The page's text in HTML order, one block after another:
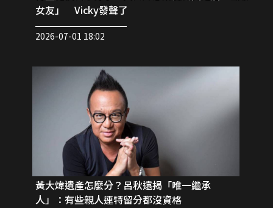
女友」 Vicky發聲了
2026-07-01 18:02
黃大煒遺產怎麼分？呂秋遠揭「唯一繼承
人」：有些親人連特留分都沒資格